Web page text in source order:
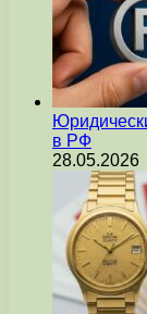
в РФ
28.05.2026